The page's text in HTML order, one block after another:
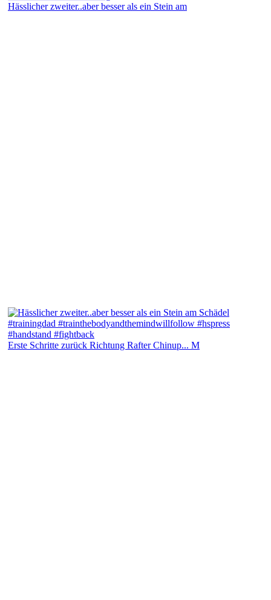
Hässlicher zweiter..aber besser als ein Stein am
Erste Schritte zurück Richtung Rafter Chinup... M